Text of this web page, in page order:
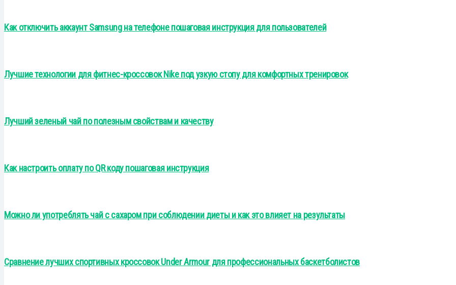
Как отключить аккаунт Samsung на телефоне пошаговая инструкция для пользователей
Лучшие технологии для фитнес-кроссовок Nike под узкую стопу для комфортных тренировок
Лучший зеленый чай по полезным свойствам и качеству
Как настроить оплату по QR коду пошаговая инструкция
Можно ли употреблять чай с сахаром при соблюдении диеты и как это влияет на результаты
Сравнение лучших спортивных кроссовок Under Armour для профессиональных баскетболистов